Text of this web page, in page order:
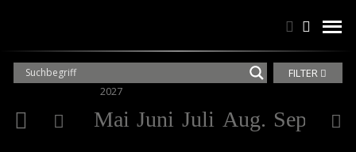
Suchen
Suchen
2027
Mai Juni Juli Aug. Sep.
FILTER